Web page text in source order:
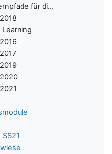
für di...
Learning